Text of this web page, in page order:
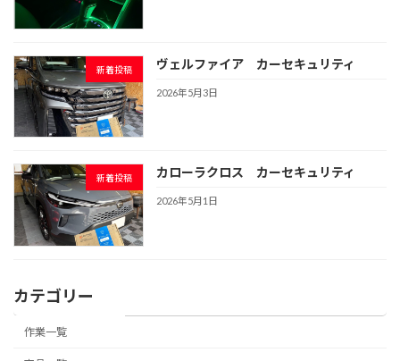
新着投稿 ヴェルファイア カーセキュリティ
2026年5月3日
新着投稿 カローラクロス カーセキュリティ
2026年5月1日
カテゴリー
作業一覧